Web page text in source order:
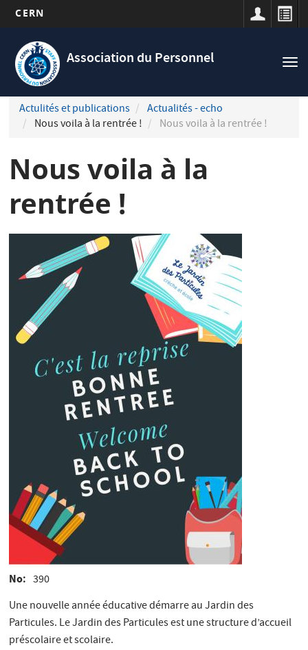
contenu
principal
CERN
Association du Personnel
Navigation
principale
Actulités et publications
Actualités - echo
Nous voila à la rentrée !
Nous voila à la rentrée !
Nous voila à la
rentrée !
No
390
Une nouvelle année éducative démarre au Jardin des
Particules. Le Jardin des Particules est une structure d’accueil
préscolaire et scolaire.